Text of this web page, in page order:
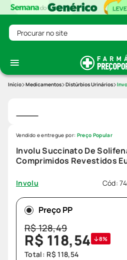
Procurar no site
Medicamentos Distúrbios Urinários
Involu Succinato De
Comprimidos Revestidos
Involu Cód:
Vendido e entregue por: Preço Popular
Preço PP
R$128,49
R$ 118,54 8%
Total: R$ 118,54